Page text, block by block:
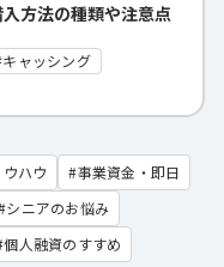
方法の種類や注意点
キャッシング
ハウ
事業資金・即日
シニアのお悩み
個人融資のすすめ